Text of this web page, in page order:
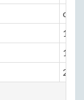
capa
1.5
1998
2002